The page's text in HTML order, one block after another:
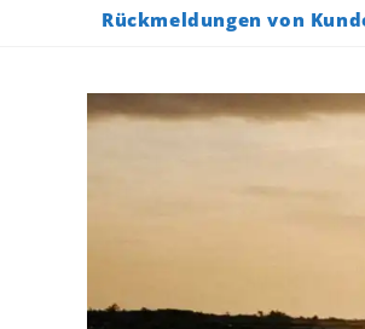
Rückmeldungen von